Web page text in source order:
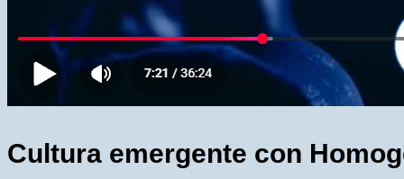
Cultura emergente con